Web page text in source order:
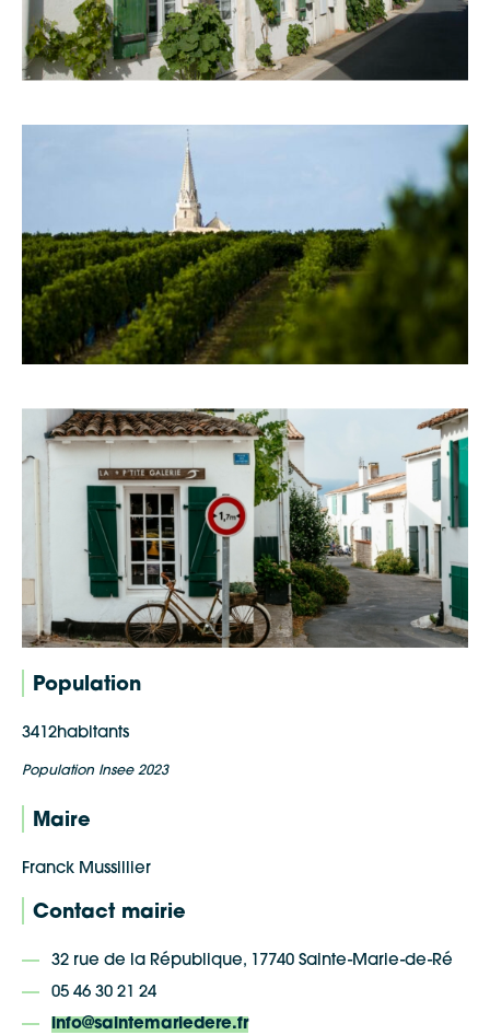
Population
3412habitants
Population Insee 2023
Maire
Franck Mussillier
Contact mairie
32 rue de la République, 17740 Sainte-Marie-de-Ré
05 46 30 21 24
info@saintemariedere.fr